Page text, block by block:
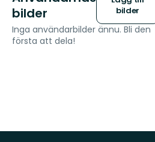
bilder
bilder
Inga användarbilder ännu. Bli den
första att dela!